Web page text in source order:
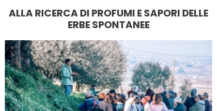
ALLA RICERCA DI PROFUMI E SAPORI DELLE
ERBE SPONTANEE